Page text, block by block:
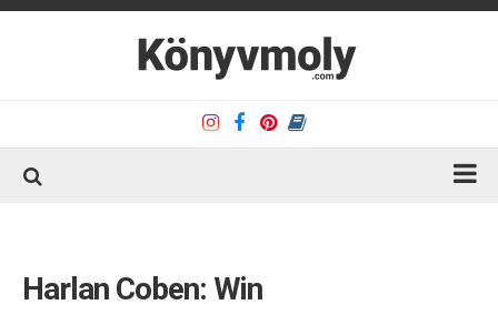
Könyvajánló
Harlan Coben: Win